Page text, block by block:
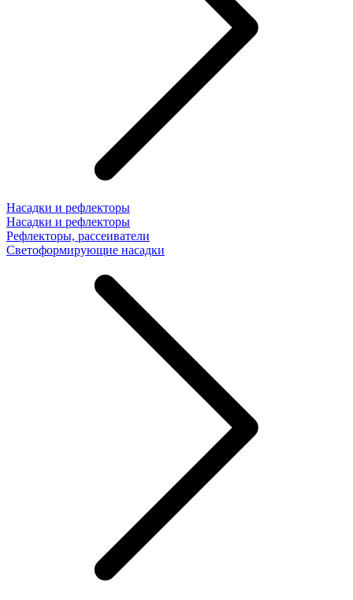
Насадки и рефлекторы
Насадки и рефлекторы
Рефлекторы, рассеиватели
Светоформирующие насадки